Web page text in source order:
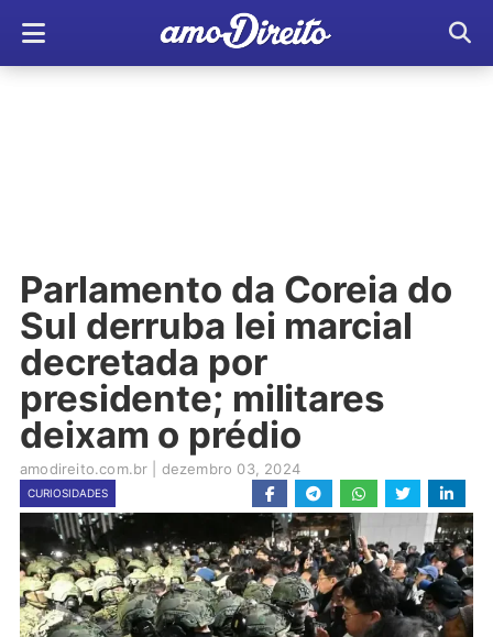
Parlamento da Coreia do
Sul derruba lei marcial
decretada por
presidente; militares
deixam o prédio
amodireito.com.br dezembro 03, 2024
CURIOSIDADES